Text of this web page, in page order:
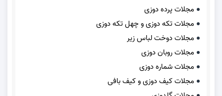
مجلات پرده دوزی
مجلات تکه دوزی و چهل تکه دوزی
مجلات دوخت لباس زیر
مجلات روبان دوزی
مجلات شماره دوزی
مجلات کیف دوزی و کیف بافی